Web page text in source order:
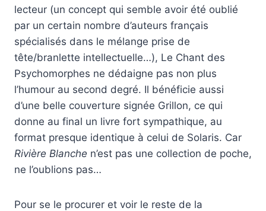
lecteur (un concept qui semble avoir été oublié
par un certain nombre d’auteurs français
spécialisés dans le mélange prise de
tête/branlette intellectuelle…), Le Chant des
Psychomorphes ne dédaigne pas non plus
l’humour au second degré. Il bénéficie aussi
d’une belle couverture signée Grillon, ce qui
donne au final un livre fort sympathique, au
format presque identique à celui de Solaris. Car
Rivière Blanche n’est pas une collection de poche,
ne l’oublions pas…
Pour se le procurer et voir le reste de la